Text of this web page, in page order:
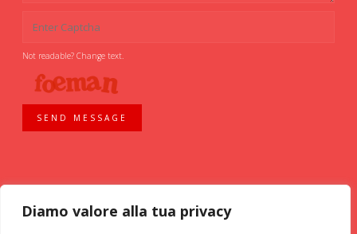
Diamo valore alla tua privacy
Not readable? Change text.
SEND MESSAGE